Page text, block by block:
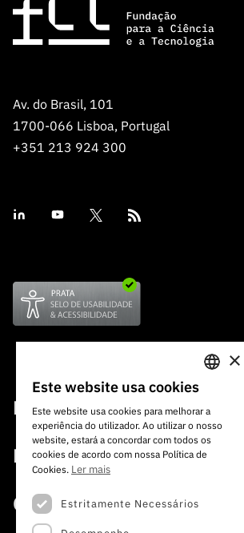
Av. do Brasil, 101
1700-066 Lisboa, Portugal
+351 213 924 300
Financiamento
Programas de Financiamento
Internacional
Prémios
Media
Notas de Imprensa
Concursos
PORTUGUESE
ENGLISH
×
Este website usa cookies
Este website usa cookies para melhorar a
experiência do utilizador. Ao utilizar o nosso
website, estará a concordar com todos os
cookies de acordo com nossa Política de
Cookies. Ler mais
Estritamente Necessários